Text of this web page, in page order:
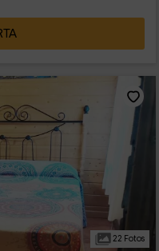
22 Fotos